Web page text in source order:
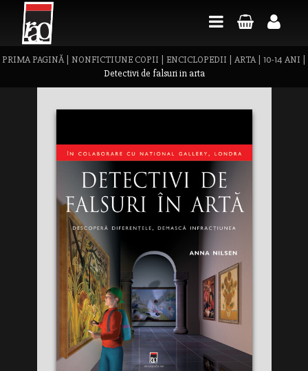
PRIMA PAGINĂ| NONFICTIUNE COPII ENCICLOPEDII ARTA| 10-14 ANI
Detectivi de falsuri in arta